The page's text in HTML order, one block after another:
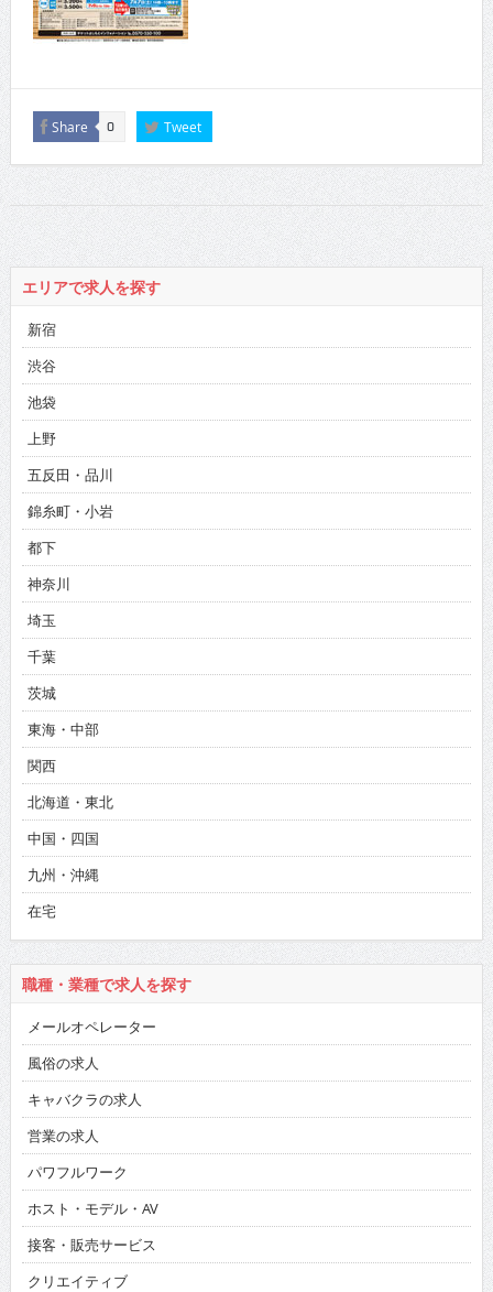
Share 0 Tweet
エリアで求人を探す
新宿
渋谷
池袋
上野
五反田・品川
錦糸町・小岩
都下
神奈川
埼玉
千葉
茨城
東海・中部
関西
北海道・東北
中国・四国
九州・沖縄
在宅
職種・業種で求人を探す
メールオペレーター
風俗の求人
キャバクラの求人
営業の求人
パワフルワーク
ホスト・モデル・AV
接客・販売サービス
クリエイティブ